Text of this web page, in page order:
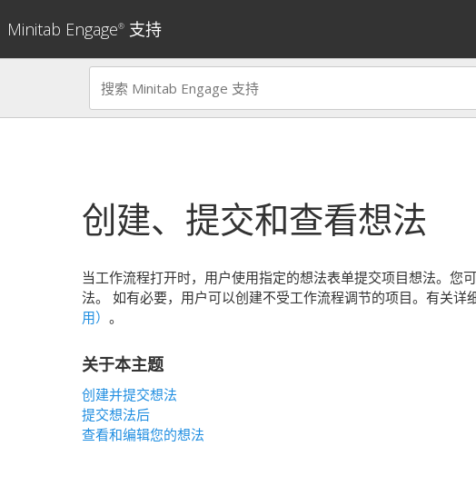
Minitab Engage® 支持
创建、提交和查看想法
当工作流程打开时，用户使用指定的想法表单提交项目想法。您
法。
如有必要，用户可以创建不受工作流程调节的项目。有关详
用） 。
关于本主题
创建并提交想法
提交想法后
查看和编辑您的想法